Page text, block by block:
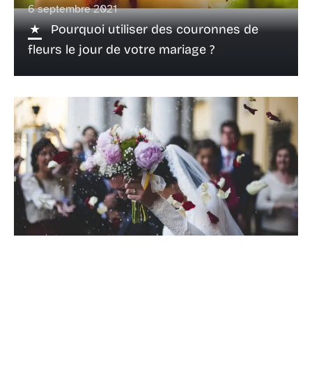
6 septembre 2021
Pourquoi utiliser des couronnes de
fleurs le jour de votre mariage ?